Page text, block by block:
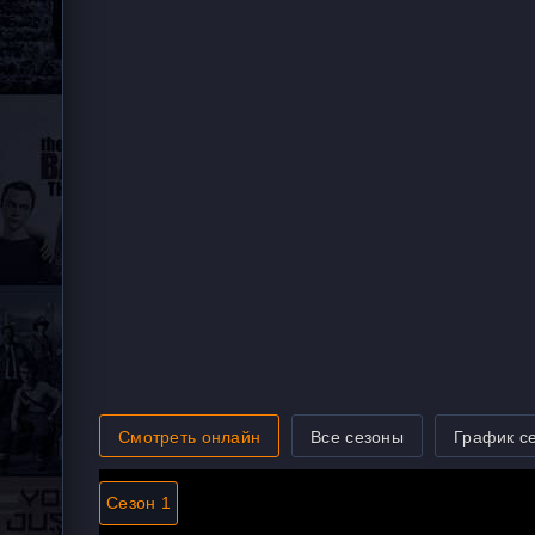
Смотреть онлайн Все сезоны График
Сезон 1